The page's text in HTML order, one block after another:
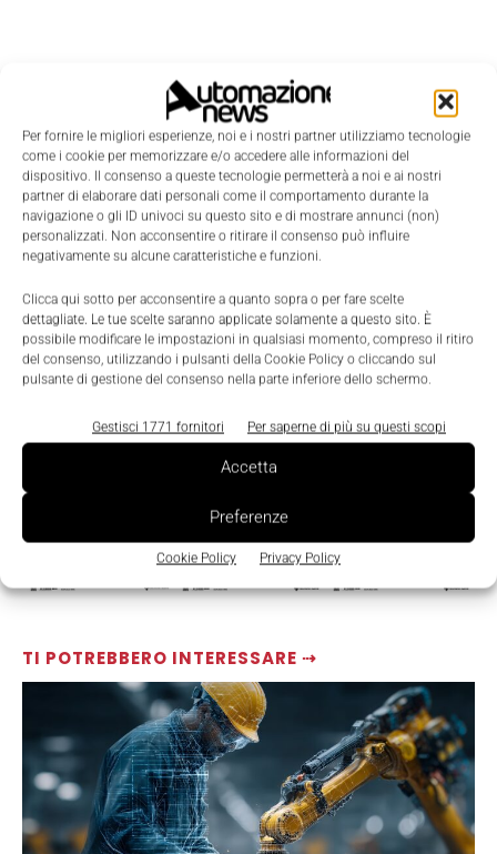
Per fornire le migliori esperienze, noi e i nostri partner utilizziamo tecnologie
come i cookie per memorizzare e/o accedere alle informazioni del
dispositivo. Il consenso a queste tecnologie permetterà a noi e ai nostri
partner di elaborare dati personali come il comportamento durante la
navigazione o gli ID univoci su questo sito e di mostrare annunci (non)
personalizzati. Non acconsentire o ritirare il consenso può influire
negativamente su alcune caratteristiche e funzioni.
Clicca qui sotto per acconsentire a quanto sopra o per fare scelte
dettagliate. Le tue scelte saranno applicate solamente a questo sito. È
possibile modificare le impostazioni in qualsiasi momento, compreso il ritiro
del consenso, utilizzando i pulsanti della Cookie Policy o cliccando sul
pulsante di gestione del consenso nella parte inferiore dello schermo.
Gestisci 1771 fornitori Per saperne di più su questi scopi
Accetta
Preferenze
Cookie Policy Privacy Policy
LEGGI LA RIVISTA ⇢
TI POTREBBERO INTERESSARE ⇢